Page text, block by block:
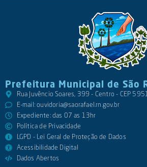
Prefeitura Municipal de São
Rua Juvêncio Soares, 399 - Centro - CEP
E-mail:ouvidoria@saorafael.rn.gov.br
Expediente: das 07 as 13hr
Política de Privacidade
LGPD - Lei Geral de Proteção de Dados
Acessibilidade Digital
Dados Abertos